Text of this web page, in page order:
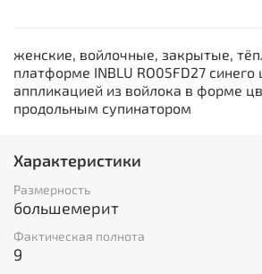
женские, войлочные, закрытые,
платформе INBLU RO05FD27 синего
аппликацией из войлока в форме
продольным супинатором
Характеристики
Размерность
большемерит
Фактическая полнота
9